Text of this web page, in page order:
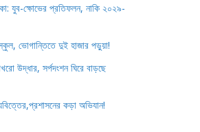
যুব-ক্ষোভের প্রতিফলন, নাকি ২০২৯-
ভোগান্তিতে দুই হাজার পড়ুয়া!
উদ্ধার, সর্পদংশন ঘিরে বাড়ছে
কড়া অভিযান!